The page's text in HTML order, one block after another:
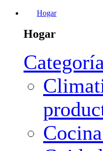
Hogar
Hogar
Cocina